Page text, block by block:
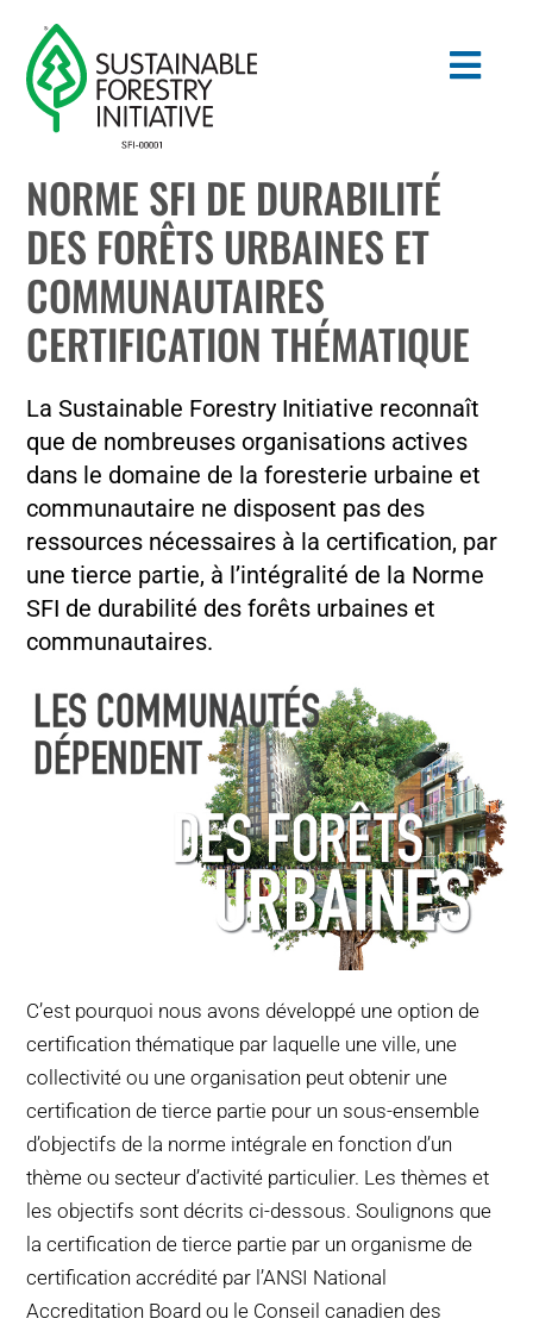
content
Search
for:
NORMES
CONSERVATION
COMMUNAUTÉ
ÉDUCATION
POURQUOI C’EST IMPORTANT
QUI NOUS SOMMES
ACHETER SFI
CERTIFICATS SFI
NORME SFI DE DURABILITÉ
DES FORÊTS URBAINES ET
COMMUNAUTAIRES
CERTIFICATION THÉMATIQUE
La Sustainable Forestry Initiative reconnaît
que de nombreuses organisations actives
dans le domaine de la foresterie urbaine et
communautaire ne disposent pas des
ressources nécessaires à la certification, par
une tierce partie, à l’intégralité de la Norme
SFI de durabilité des forêts urbaines et
communautaires.
C’est pourquoi nous avons développé une option de
certification thématique par laquelle une ville, une
collectivité ou une organisation peut obtenir une
certification de tierce partie pour un sous-ensemble
d’objectifs de la norme intégrale en fonction d’un
thème ou secteur d’activité particulier. Les thèmes et
les objectifs sont décrits ci-dessous. Soulignons que
la certification de tierce partie par un organisme de
certification accrédité par l’ANSI National
Accreditation Board ou le Conseil canadien des